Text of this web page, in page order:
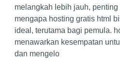
melangkah lebih jauh,
mengapa hosting gratis html
ideal, terutama bagi pemula.
menawarkan kesempatan
dan mengelo